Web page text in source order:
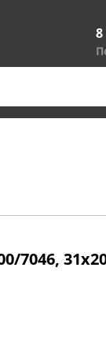
8
7046,